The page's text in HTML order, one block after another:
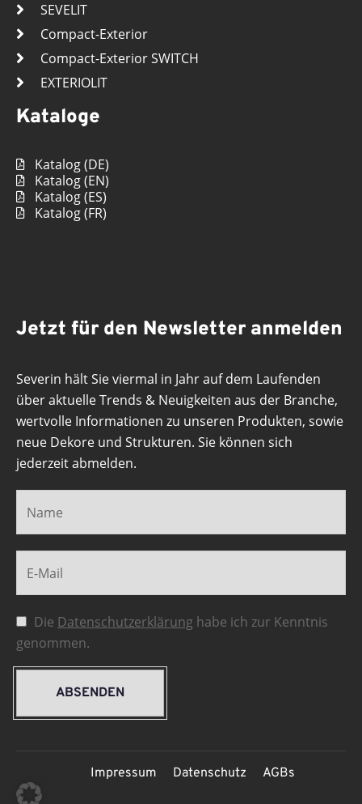
SEVELIT
Compact-Exterior
Compact-Exterior SWITCH
EXTERIOLIT
Kataloge
Katalog (DE)
Katalog (EN)
Katalog (ES)
Katalog (FR)
Jetzt für den Newsletter anmelden
Severin hält Sie viermal in Jahr auf dem Laufenden
über aktuelle Trends & Neuigkeiten aus der Branche,
wertvolle Informationen zu unseren Produkten, sowie
neue Dekore und Strukturen. Sie können sich
jederzeit abmelden.
Die Datenschutzerklärung habe ich zur Kenntnis
genommen.
ABSENDEN
Impressum Datenschutz AGBs